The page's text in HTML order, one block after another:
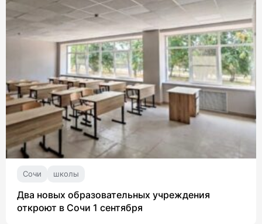
Сочи школы
Два новых образовательных учреждения
откроют в Сочи 1 сентября